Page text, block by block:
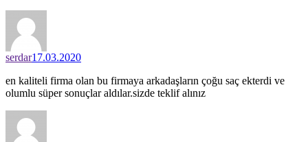
serdar17.03.2020
en kaliteli firma olan bu firmaya arkadaşların çoğu saç ekterdi ve
olumlu süper sonuçlar aldılar.sizde teklif alınız